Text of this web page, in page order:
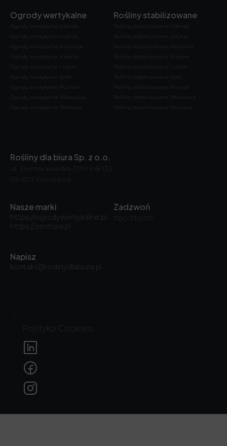
Ogrody wertykalne
Ogrody wertykalne Gdańsk
Ogrody wertykalne Gdynia
Ogrody wertykalne Katowice
Ogrody wertykalne Kraków
Ogrody wertykalne Lublin
Ogrody wertykalne Łódź
Ogrody wertykalne Poznań
Ogrody wertykalne Warszawa
Ogrody wertykalne Wrocław
Rośliny stabilizowane
Rośliny stabilizowane Gdańsk
Rośliny stabilizowane Gdynia
Rośliny stabilizowane Katowice
Rośliny stabilizowane Kraków
Rośliny stabilizowane Lublin
Rośliny stabilizowane Łódź
Rośliny stabilizowane Poznań
Rośliny stabilizowane Warszawa
Rośliny stabilizowane Wrocław
Rośliny dla biura Sp. z o.o.
ul. Domaniewska 17/19 lok.133,
02-672 Warszawa
Nasze marki
https://ogrodywertykalne.pl
https://zenflora.pl
Zadzwoń
780-710-115
Napisz
kontakt@roslinydlabiura.pl
Polityka Cookies